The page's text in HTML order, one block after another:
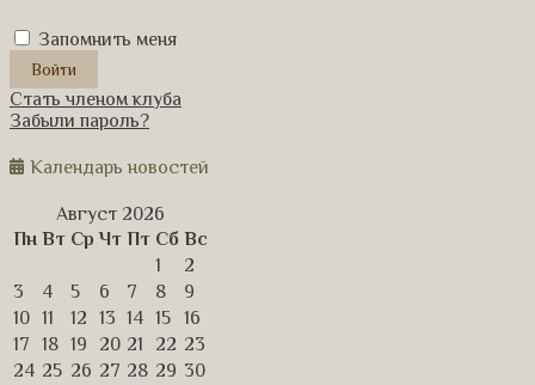
Запомнить меня
Стать членом клуба
Забыли пароль?
Календарь новостей
Август 2026
Пн Вт Ср Чт Пт Сб Вс
1
2
3
4 5 6 7 8
9
10 11 12 13 14 15
16
17
18 19 20 21 22 23
24 25 26 27 28 29 30